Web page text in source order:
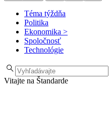
Téma týždňa
Politika
Ekonomika >
Spoločnosť
Technológie
Vitajte na Štandarde